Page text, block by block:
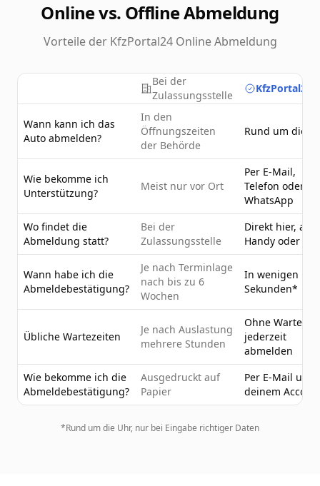
Online vs. Offline Abmeldung
Vorteile der KfzPortal24 Online Abmeldung
Bei der
Zulassungsstelle
Wann kann ich das
Auto abmelden?
In den
Öffnungszeiten
der Behörde
Rund um die
Wie bekomme ich
Unterstützung?
Meist nur vor Ort
Per E-Mail,
Telefon oder
WhatsApp
Wo findet die
Abmeldung statt?
Bei der
Zulassungsstelle
Direkt hier, am
Handy oder PC
Wann habe ich die
Abmeldebestätigung?
Je nach Terminlage
nach bis zu 6
Wochen
In wenigen
Sekunden*
Übliche Wartezeiten
Je nach Auslastung
mehrere Stunden
Ohne Wartezeit
jederzeit
abmelden
Wie bekomme ich die
Abmeldebestätigung?
Ausgedruckt auf
Papier
Per E-Mail und
deinem
*Rund um die Uhr, nur bei Eingabe richtiger Daten